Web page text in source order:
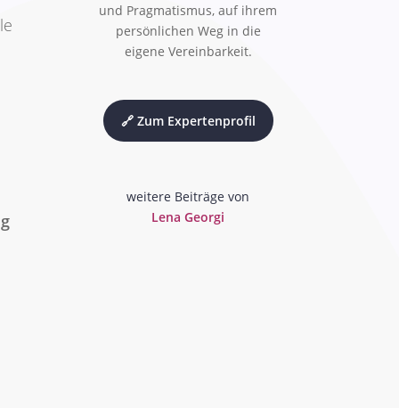
und Pragmatismus, auf ihrem
persönlichen Weg in die
eigene Vereinbarkeit.
🔗 Zum Expertenprofil
weitere Beiträge von
Lena Georgi